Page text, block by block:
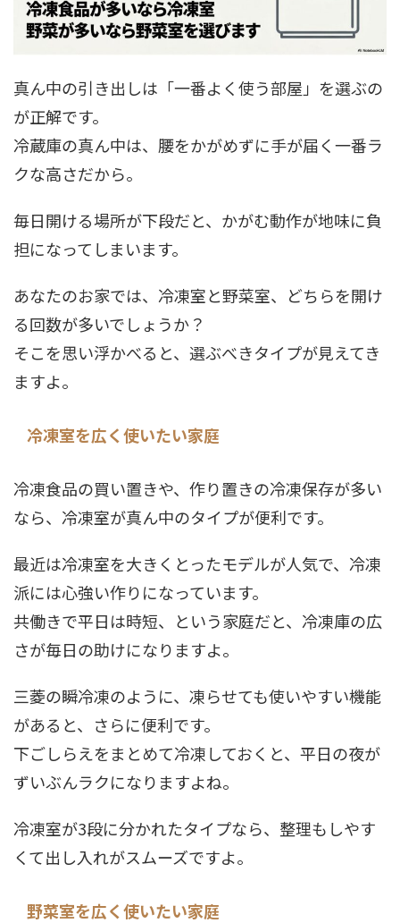
真ん中の引き出しは「一番よく使う部屋」を選ぶの
が正解です。
冷蔵庫の真ん中は、腰をかがめずに手が届く一番ラ
クな高さだから。
毎日開ける場所が下段だと、かがむ動作が地味に負
担になってしまいます。
あなたのお家では、冷凍室と野菜室、どちらを開け
る回数が多いでしょうか？
そこを思い浮かべると、選ぶべきタイプが見えてき
ますよ。
冷凍室を広く使いたい家庭
冷凍食品の買い置きや、作り置きの冷凍保存が多い
なら、冷凍室が真ん中のタイプが便利です。
最近は冷凍室を大きくとったモデルが人気で、冷凍
派には心強い作りになっています。
共働きで平日は時短、という家庭だと、冷凍庫の広
さが毎日の助けになりますよ。
三菱の瞬冷凍のように、凍らせても使いやすい機能
があると、さらに便利です。
下ごしらえをまとめて冷凍しておくと、平日の夜が
ずいぶんラクになりますよね。
冷凍室が3段に分かれたタイプなら、整理もしやす
くて出し入れがスムーズですよ。
野菜室を広く使いたい家庭